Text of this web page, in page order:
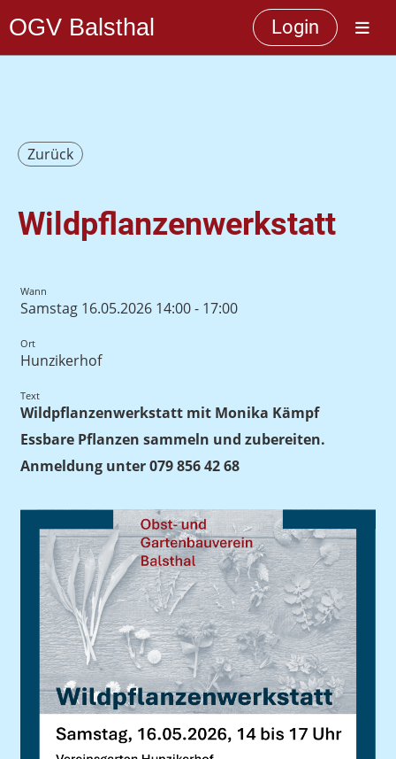
OGV Balsthal Login
Zurück
Wildpflanzenwerkstatt
Wann
Samstag 16.05.2026 14:00 - 17:00
Ort
Hunzikerhof
Text
Wildpflanzenwerkstatt mit Monika Kämpf
Essbare Pflanzen sammeln und zubereiten.
Anmeldung unter 079 856 42 68